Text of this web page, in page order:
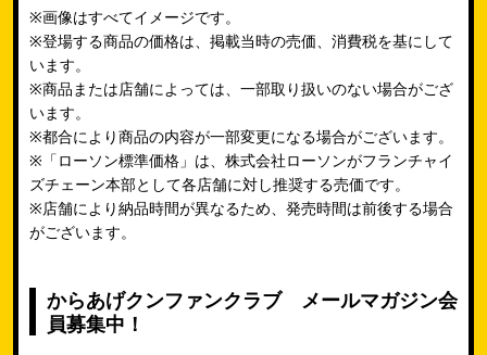
※画像はすべてイメージです。
※登場する商品の価格は、掲載当時の売価、消費税を基にして
います。
※商品または店舗によっては、一部取り扱いのない場合がござ
います。
※都合により商品の内容が一部変更になる場合がございます。
※「ローソン標準価格」は、株式会社ローソンがフランチャイ
ズチェーン本部として各店舗に対し推奨する売価です。
※店舗により納品時間が異なるため、発売時間は前後する場合
がございます。
からあげクンファンクラブ メールマガジン会
員募集中！